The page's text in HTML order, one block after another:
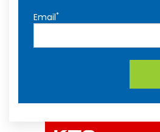
Email*